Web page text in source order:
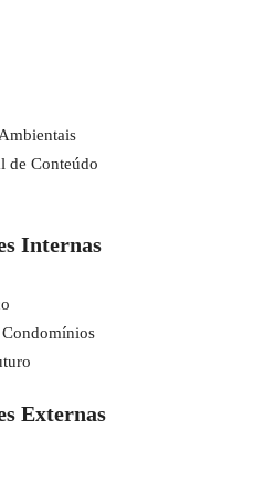
de Conteúdo
Internas
Condomínios
Externas